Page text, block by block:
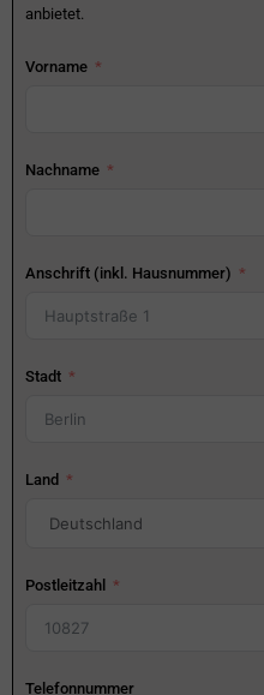
anbietet.
Vorname
Nachname
Anschrift (inkl. Hausnummer)
Stadt
Land
Postleitzahl
Telefonnummer